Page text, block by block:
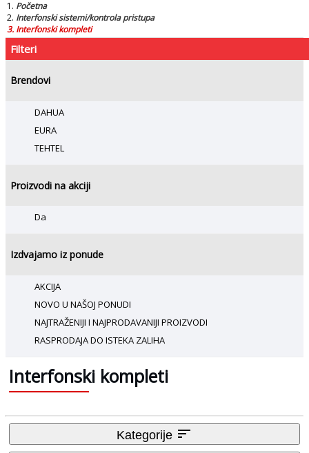
Početna
Interfonski sistemi/kontrola pristupa
Interfonski kompleti
Filteri
Brendovi
DAHUA
EURA
TEHTEL
Proizvodi na akciji
Da
Izdvajamo iz ponude
AKCIJA
NOVO U NAŠOJ PONUDI
NAJTRAŽENIJI I NAJPRODAVANIJI PROIZVODI
RASPRODAJA DO ISTEKA ZALIHA
Interfonski kompleti
Kategorije sort